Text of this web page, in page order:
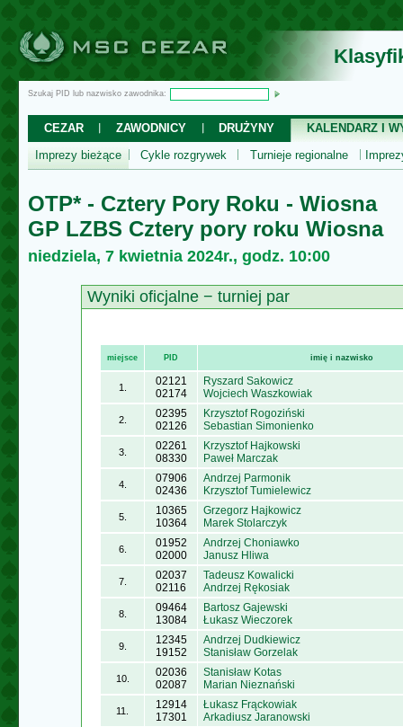
Szukaj PID lub nazwisko zawodnika:
CEZAR ZAWODNICY DRUŻYNY
KALENDARZ I
Imprezy bieżące
Cykle rozgrywek Turnieje regionalne
OTP* - Cztery Pory Roku - Wiosna
GP LZBS Cztery pory roku Wiosna
niedziela, 7 kwietnia 2024r., godz. 10:00
Wyniki oficjalne − turniej par
miejsce PID imię i nazwisko
1.
02121
02174
Ryszard Sakowicz
Wojciech Waszkowiak
2.
02395
02126
Krzysztof Rogoziński
Sebastian Simonienko
3.
02261
08330
Krzysztof Hajkowski
Paweł Marczak
4.
07906
02436
Andrzej Parmonik
Krzysztof Tumielewicz
5.
10365
10364
Grzegorz Hajkowicz
Marek Stolarczyk
6.
01952
02000
Andrzej Choniawko
Janusz Hliwa
7.
02037
02116
Tadeusz Kowalicki
Andrzej Rękosiak
8.
09464
13084
Bartosz Gajewski
Łukasz Wieczorek
9.
12345
19152
Andrzej Dudkiewicz
Stanisław Gorzelak
10.
02036
02087
Stanisław Kotas
Marian Nieznański
11.
12914
17301
Łukasz Frąckowiak
Arkadiusz Jaranowski